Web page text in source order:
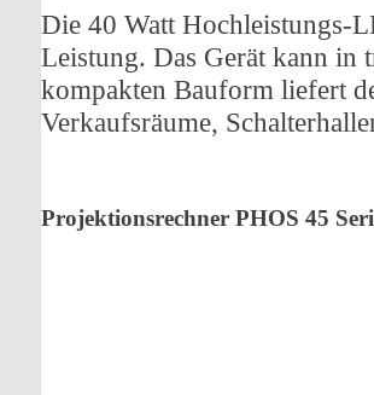
Die 40 Watt Hochleistungs-
Leistung. Das Gerät kann in
kompakten Bauform liefert
Verkaufsräume,
Projektionsrechner PHOS 45